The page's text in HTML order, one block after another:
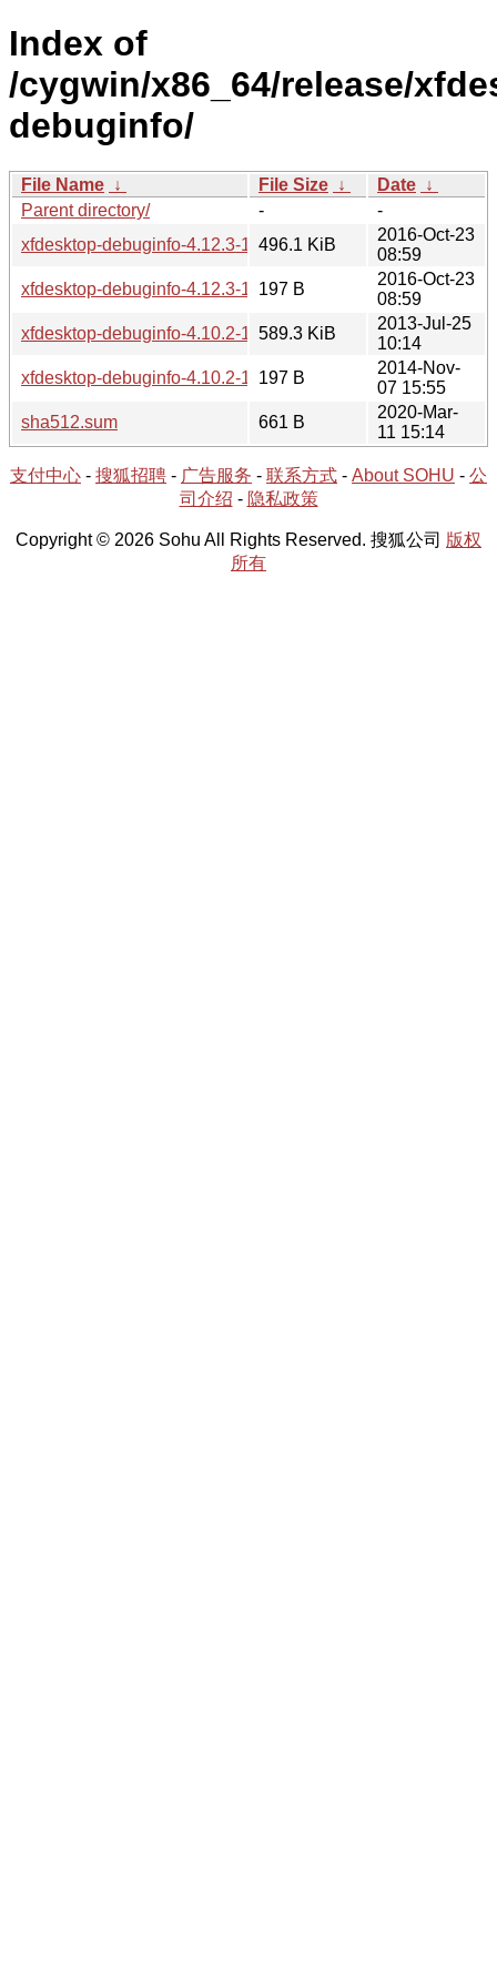
Index of
/cygwin/x86_64/release/
debuginfo/
File Name ↓ File Size ↓ Date ↓
Parent directory/
-
-
xfdesktop-debuginfo-4.12.3-1.tar.xz496.1 KiB
2016-Oct-23
08:59
xfdesktop-debuginfo-4.12.3-1.hint197 B
2016-Oct-23
08:59
xfdesktop-debuginfo-4.10.2-1.tar.bz2
589.3 KiB
2013-Jul-25
10:14
xfdesktop-debuginfo-4.10.2-1.hint197 B
2014-Nov-
07 15:55
sha512.sum
661 B
2020-Mar-
11 15:14
支付中心 - 搜狐招聘 - 广告服务 - 联系方式 - About SOHU - 公
司介绍 - 隐私政策
Copyright © 2026 Sohu All Rights Reserved. 搜狐公司 版权
所有